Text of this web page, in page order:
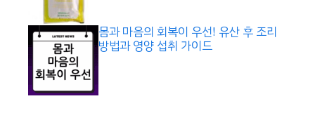
몸과 마음의 회복이 우선! 유산 후 조리
방법과 영양 섭취 가이드